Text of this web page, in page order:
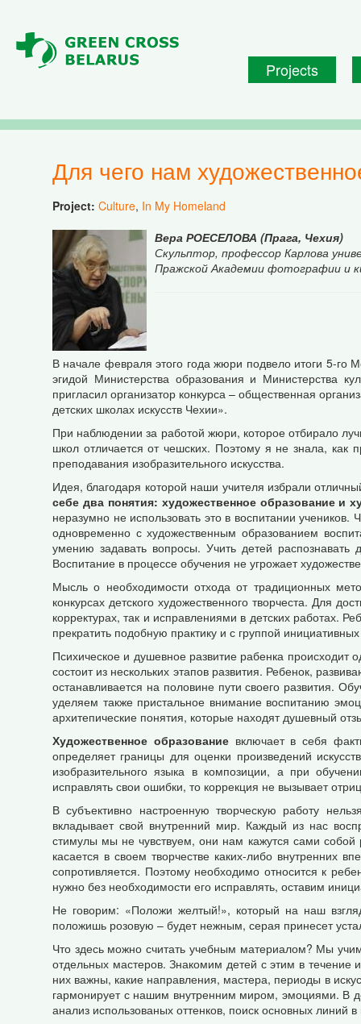
Projects
Для чего нам
Project: Culture, In My Homeland
Вера РОЕСЕЛОВА (Прага, Чехия)
Скульптор, профессор Карлова
Пражской Академии фотографии и
В начале февраля этого года жюри подвело итоги 5-
эгидой Министерства образования и Министерства
пригласил организатор конкурса – общественная
детских школах искусств Чехии».
При наблюдении за работой жюри, которое отбирало
школ отличается от чешских. Поэтому я не знала,
преподавания изобразительного искусства.
Идея, благодаря которой наши учителя избрали
себе два понятия: художественное образование и
неразумно не использовать это в воспитании
одновременно с художественным образованием
умению задавать вопросы. Учить детей
Воспитание в процессе обучения не угрожает
Мысль о необходимости отхода от традиционных
конкурсах детского художественного творчеста. Для
корректурах, так и исправлениями в детских работах.
прекратить подобную практику и с группой
Психическое и душевное развитие рабенка
состоит из нескольких этапов развития. Ребенок,
останавливается на половине пути своего развития.
уделяем также пристальное внимание воспитанию
архитепические понятия, которые находят душевный
Художественное образование включает в себя
определяет границы для оценки произведений
изобразительного языка в композиции, а при
исправлять свои ошибки, то коррекция не вызывает
В субъективно настроенную творческую работу
вкладывает свой внутренний мир. Каждый из нас
стимулы мы не чувствуем, они нам кажутся сами собой
касается в своем творчестве каких-либо внутренних
сопротивляется. Поэтому необходимо относится к
нужно без необходимости его исправлять, оставим
Не говорим: «Положи желтый!», который на наш
положишь розовую – будет нежным, серая принесет
Что здесь можно считать учебным материалом? Мы
отдельных мастеров. Знакомим детей с этим в течение
них важны, какие направления, мастера, периоды в
гармонирует с нашим внутренним миром, эмоциями. В
анализ использованых оттенков, поиск основных линий